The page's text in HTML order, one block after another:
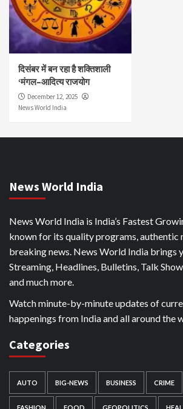
दिसंबर में बन रहा है शक्तिशाली
‘मंगल–आदित्य राजयोग
December 12, 2025
News World India
News World India
News World India is India’s Fastest
known for its quality programs, authentic
breaking news. News World India brings
Streaming, Headlines, Bulletins, Talk
and much more.
Watch minute-by-minute updates of
happenings from India and all around the
Categories
AUTO BIG-NEWS BUSINESS CRIME